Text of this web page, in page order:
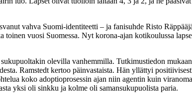
vahva Suomi-identiteetti – ja fanisuhde Risto
vuosi Suomessa. Nyt korona-ajan kotikoulussa
olevilla vanhemmilla. Tutkimustiedon
Ramstedt kertoo päinvastaista. Hän yllättyi
koko adoptioprosessin ajan niin agentin kuin
yksi oli sinkku ja kolme oli samansukupuolista paria.